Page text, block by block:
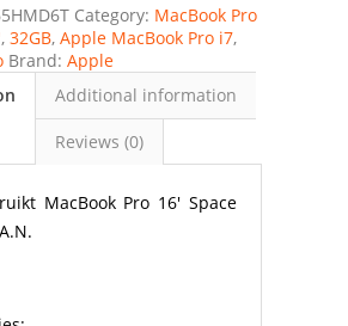
Category: MacBook Pro
, 32GB, Apple MacBook Pro i7,
Brand: Apple
Additional information
Reviews (0)
MacBook Pro 16′ Space